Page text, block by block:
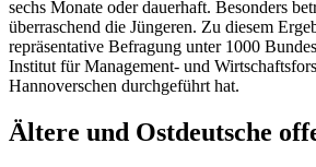
sechs Monate oder dauerhaft. Besonders
überraschend die Jüngeren. Zu diesem
repräsentative Befragung unter 1000
Institut für Management- und
Hannoverschen durchgeführt hat.
Ältere und Ostdeutsche